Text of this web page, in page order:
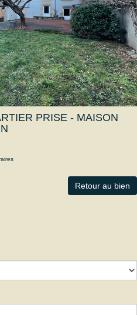
PRISE - MAISON
Retour au bien